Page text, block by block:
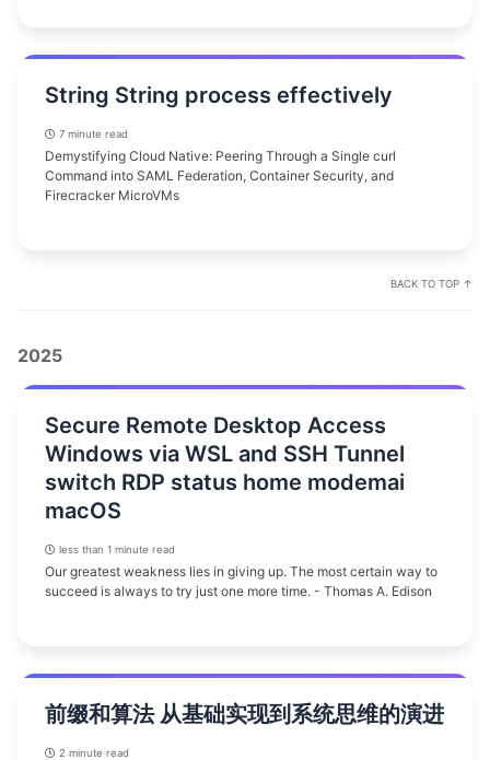
String String process effectively
7 minute read
Demystifying Cloud Native: Peering Through a Single curl
Command into SAML Federation, Container Security, and
Firecracker MicroVMs
BACK TO TOP ↑
2025
Secure Remote Desktop Access
Windows via WSL and SSH Tunnel
switch RDP status home modemai
macOS
less than 1 minute read
Our greatest weakness lies in giving up. The most certain way to
succeed is always to try just one more time. - Thomas A. Edison
前缀和算法 从基础实现到系统思维的演进
2 minute read